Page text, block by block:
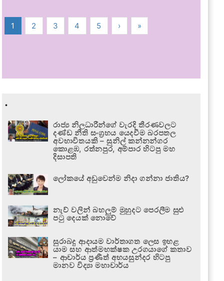
1 2 3 4 5 › »
.
රාජ්‍ය නිලධාරීන්ගේ වැරදි තීරණවලට
දණ්ඩ නීති සංග්‍රහය යෙදවීම බරපතල
අවභාවිතයකි – සුනිල් කන්නන්ගර
කොළඹ, රත්නපුර, අම්පාර හිටපු මහ
දිසාපති
ලෝකයේ අඩුවෙන්ම නිදා ගන්නා ජාතිය?
නැව් වලින් බහලුම් මුහුදට පෙරලීම සුළු
පටු දෙයක් නොවේ
සුරාබදු ආදායම වාර්තාගත ලෙස ඉහළ
යාම සහ ආත්මභක්ෂක උරගයාගේ කතාව
– ආචාර්ය ප්‍රණීත් අභයසුන්දර හිටපු
මානව විද්‍යා මහාචාර්ය